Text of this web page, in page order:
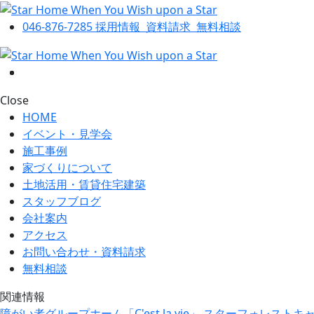
046-876-7285採用情報 資料請求 無料相談
Close
HOME
イベント・見学会
施工事例
家づくりについて
土地活用・賃貸住宅建築
スタッフブログ
会社案内
アクセス
お問い合わせ・資料請求
無料相談
関連情報